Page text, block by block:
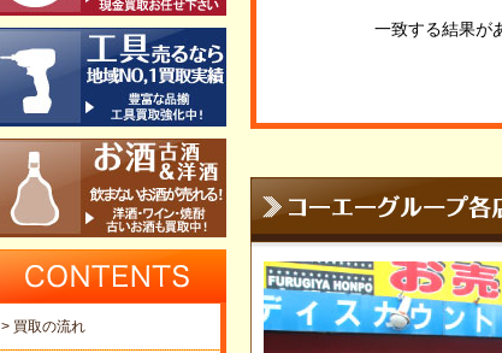
一致する結果が
> 買取の流れ